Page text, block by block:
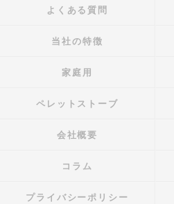
よくある質問
当社の特徴
家庭用
ペレットストーブ
会社概要
コラム
プライバシーポリシー